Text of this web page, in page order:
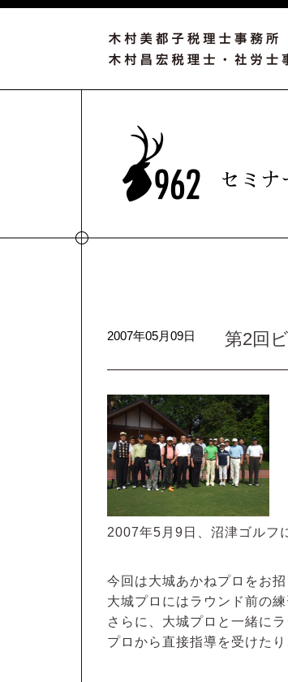
セミナ
2007年05月09日 第2回
2007年5月9日、沼津ゴルフ
今回は大城あかねプロをお招
大城プロにはラウンド前の
さらに、大城プロと一緒に
プロから直接指導を受けた